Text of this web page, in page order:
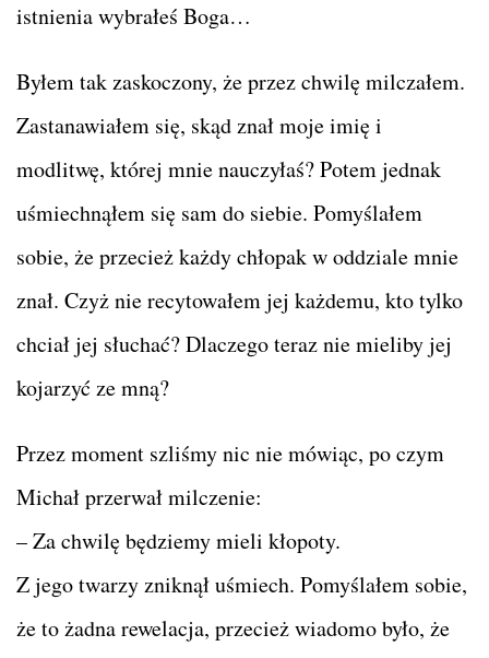
istnienia wybrałeś Boga…
Byłem tak zaskoczony, że przez chwilę milczałem.
Zastanawiałem się, skąd znał moje imię i
modlitwę, której mnie nauczyłaś? Potem jednak
uśmiechnąłem się sam do siebie. Pomyślałem
sobie, że przecież każdy chłopak w oddziale mnie
znał. Czyż nie recytowałem jej każdemu, kto tylko
chciał jej słuchać? Dlaczego teraz nie mieliby jej
kojarzyć ze mną?
Przez moment szliśmy nic nie mówiąc, po czym
Michał przerwał milczenie:
– Za chwilę będziemy mieli kłopoty.
Z jego twarzy zniknął uśmiech. Pomyślałem sobie,
że to żadna rewelacja, przecież wiadomo było, że